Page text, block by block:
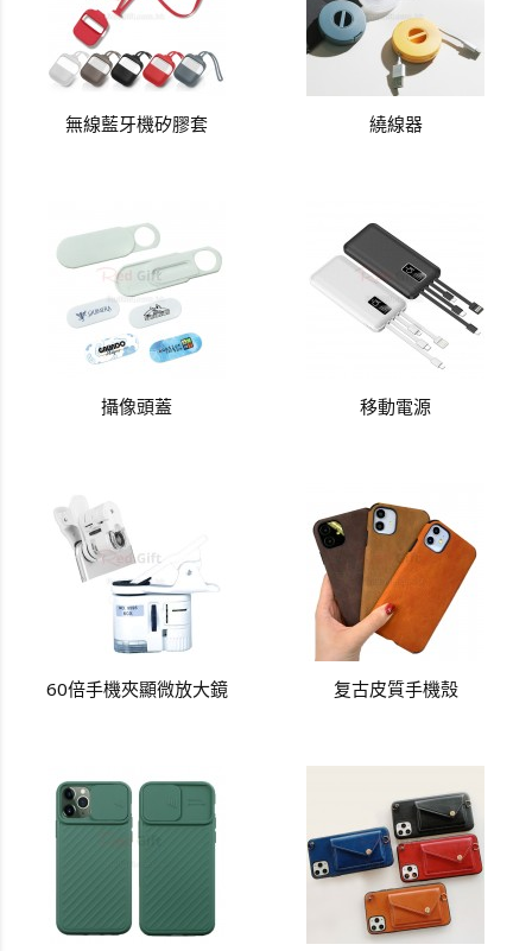
無線藍牙機矽膠套 繞線器
攝像頭蓋 移動電源
60倍手機夾顯微放大鏡 复古皮質手機殼